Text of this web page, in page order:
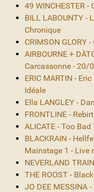
49 WINCHESTER
BILL LABOUNTY -
Chronique
CRIMSON GLORY
AIRBOURNE +
Carcassonne - 20/
ERIC MARTIN -
Idéale
Ella LANGLEY -
FRONTLINE -
ALICATE - Too
BLACKRAIN -
Mainstage 1 - Live
NEVERLAND
THE ROOST -
JO DEE MESSINA